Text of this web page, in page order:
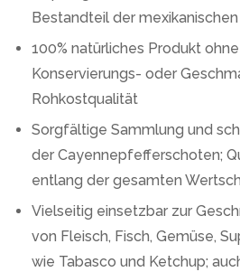
Bestandteil der
100% natürliches Produkt
Konservierungs- oder
Rohkostqualität
Sorgfältige Sammlung und
der Cayennepfefferschoten;
entlang der gesamten
Vielseitig einsetzbar zur
von Fleisch, Fisch, Gemüse,
wie Tabasco und Ketchup;